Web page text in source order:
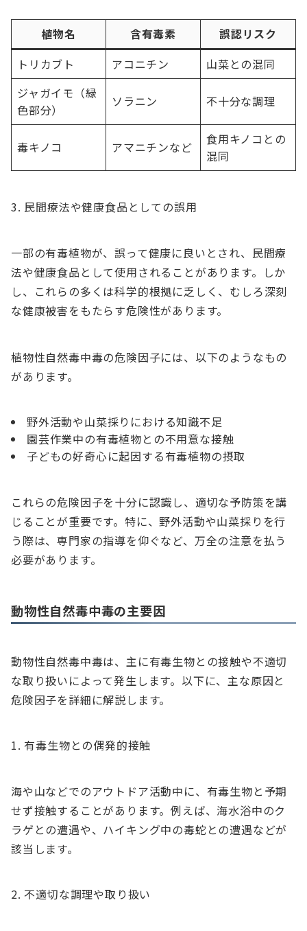
植物名 含有毒素
誤認リスク
トリカブト
アコニチン
山菜との混同
ジャガイモ（緑
色部分）
ソラニン 不十分な調理
毒キノコ アマニチンなど
食用キノコとの
混同
民間療法や健康食品としての誤用
一部の有毒植物が、誤って健康に良いとされ、民間療
法や健康食品として使用されることがあります。しか
し、これらの多くは科学的根拠に乏しく、むしろ深刻
な健康被害をもたらす危険性があります。
植物性自然毒中毒の危険因子には、以下のようなもの
があります。
野外活動や山菜採りにおける知識不足
園芸作業中の有毒植物との不用意な接触
子どもの好奇心に起因する有毒植物の摂取
これらの危険因子を十分に認識し、適切な予防策を講
じることが重要です。特に、野外活動や山菜採りを行
う際は、専門家の指導を仰ぐなど、万全の注意を払う
必要があります。
動物性自然毒中毒の主要因
動物性自然毒中毒は、主に有毒生物との接触や不適切
な取り扱いによって発生します。以下に、主な原因と
危険因子を詳細に解説します。
有毒生物との偶発的接触
海や山などでのアウトドア活動中に、有毒生物と予期
せず接触することがあります。例えば、海水浴中のク
ラゲとの遭遇や、ハイキング中の毒蛇との遭遇などが
該当します。
不適切な調理や取り扱い